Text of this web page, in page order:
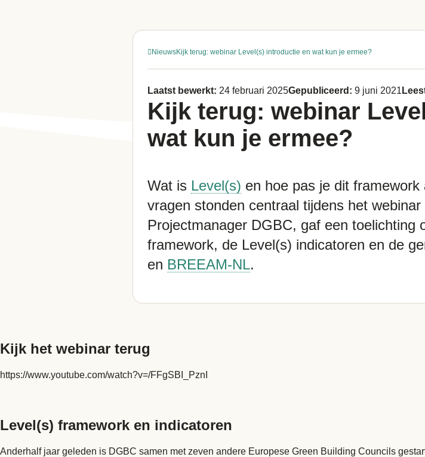
NieuwsKijk terug: webinar Level(s) introductie en wat kun je ermee?
Laatst bewerkt: 24 februari 2025Gepubliceerd: 9 juni 2021
Kijk terug: webinar
wat kun je ermee?
Wat is Level(s) en hoe pas je dit
vragen stonden centraal tijdens het
Projectmanager DGBC, gaf een toelichting
framework, de Level(s) indicatoren en de
en BREEAM-NL.
Kijk het webinar terug
https://www.youtube.com/watch?v=/FFgSBI_PznI
Level(s) framework en indicatoren
Anderhalf jaar geleden is DGBC samen met zeven andere Europese Green Building Councils